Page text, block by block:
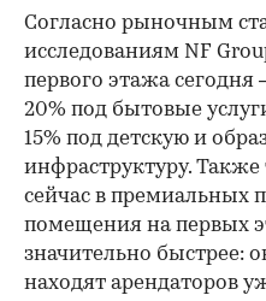
Согласно рыночным
исследованиям NF
первого этажа
20% под бытовые
15% под детскую и
инфраструктуру.
сейчас в премиальных
помещения на первых
значительно быстрее:
находят арендаторов